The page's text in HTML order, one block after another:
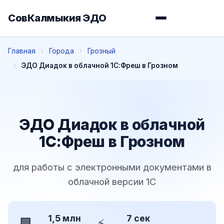
СовКалмыкия ЭДО
Главная Города
Грозный
ЭДО Диадок в облачной 1С:Фреш в Грозном
ЭДО Диадок в облачной
1С:Фреш в Грозном
для работы с электронными документами в
облачной версии 1С
1,5 млн 7 сек